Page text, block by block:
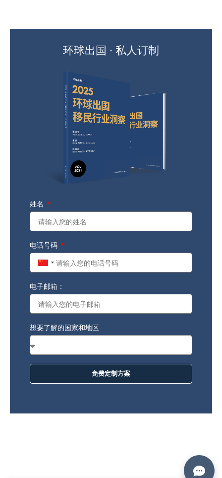
环球出国 · 私人订制
姓名
电话号码
China
电子邮箱：
想要了解的国家和地区
免费定制方案